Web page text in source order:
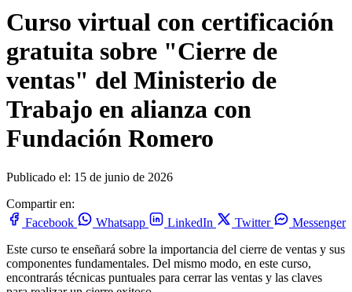
Curso virtual con certificación
gratuita sobre "Cierre de
ventas" del Ministerio de
Trabajo en alianza con
Fundación Romero
Publicado el: 15 de junio de 2026
Compartir en:
Facebook
Whatsapp LinkedIn Twitter
Messenger
Este curso te enseñará sobre la importancia del cierre de ventas y sus
componentes fundamentales. Del mismo modo, en este curso,
encontrarás técnicas puntuales para cerrar las ventas y las claves